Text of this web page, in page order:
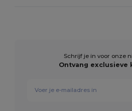
Schrijf je in voor onze
Ontvang exclusieve